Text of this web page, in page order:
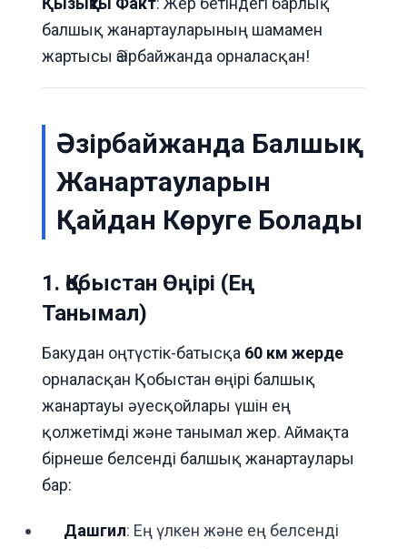
балшық жанартауларының шамамен
жартысы Әзірбайжанда орналасқан!
Әзірбайжанда Балшық
Жанартауларын
Қайдан Көруге Болады
1. Қобыстан Өңірі (Ең
Танымал)
Бакудан оңтүстік-батысқа 60 км жерде
орналасқан Қобыстан өңірі балшық
жанартауы әуесқойлары үшін ең
қолжетімді және танымал жер. Аймақта
бірнеше белсенді балшық жанартаулары
бар:
Дашгил: Ең үлкен және ең белсенді